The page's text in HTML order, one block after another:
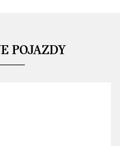
POJAZDY